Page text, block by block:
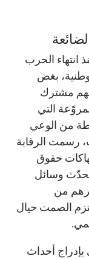
انتهاء الحرب
بغض
مشترك
التي
من الوعي
رسمت الرقابة
حقوق
وسائل
من
الصمت حيال
أحداث